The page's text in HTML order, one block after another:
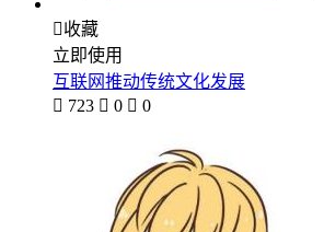
收藏
立即使用
互联网推动传统文化发展
 723  0  0